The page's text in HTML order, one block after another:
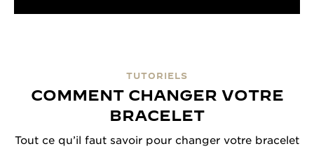
TUTORIELS
COMMENT CHANGER VOTRE
BRACELET
Tout ce qu’il faut savoir pour changer votre bracelet